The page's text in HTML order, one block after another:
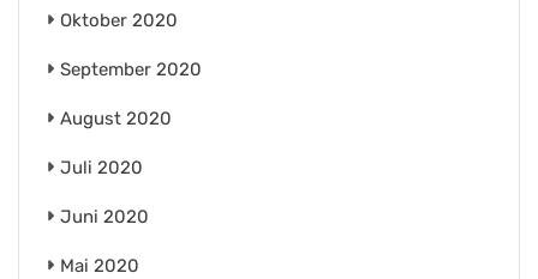
Oktober 2020
September 2020
August 2020
Juli 2020
Juni 2020
Mai 2020